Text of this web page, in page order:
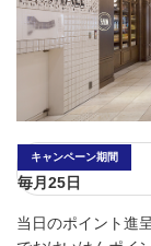
キャンペーン期間
毎月25日
当日のポイント進